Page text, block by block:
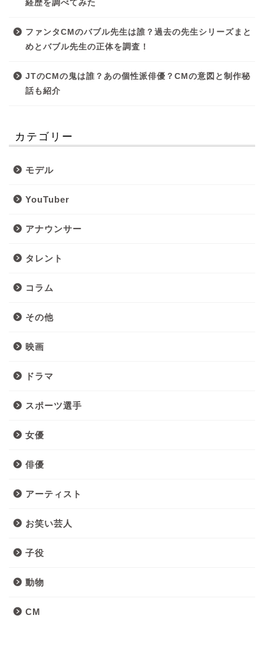
経歴を調べてみた
ファンタCMのバブル先生は誰？過去の先生シリーズまと
めとバブル先生の正体を調査！
JTのCMの鬼は誰？あの個性派俳優？CMの意図と制作秘
話も紹介
カテゴリー
モデル
YouTuber
アナウンサー
タレント
コラム
その他
映画
ドラマ
スポーツ選手
女優
俳優
アーティスト
お笑い芸人
子役
動物
CM